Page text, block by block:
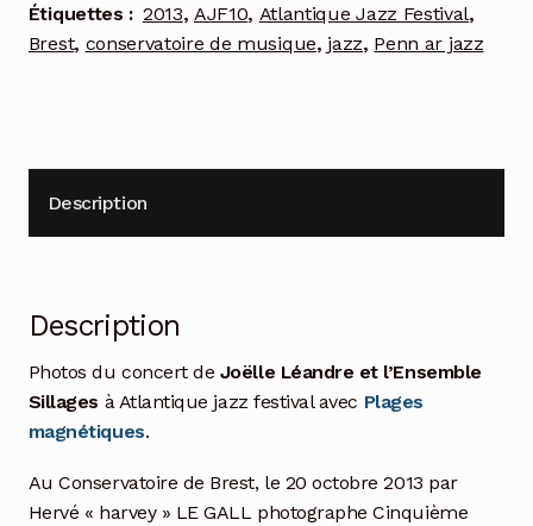
Étiquettes : 2013, AJF10, Atlantique Jazz Festival,
Brest, conservatoire de musique, jazz, Penn ar jazz
Description
Description
Photos du concert de Joëlle Léandre et l’Ensemble
Sillages à Atlantique jazz festival avec Plages
magnétiques.
Au Conservatoire de Brest, le 20 octobre 2013 par
Hervé « harvey » LE GALL photographe Cinquième